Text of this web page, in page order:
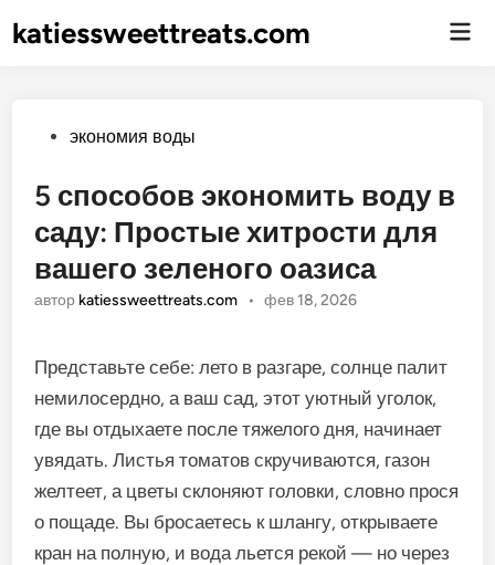
katiessweettreats.com
Опубликовано
экономия воды
5 способов экономить воду в
саду: Простые хитрости для
вашего зеленого оазиса
автор katiessweettreats.com • фев 18, 2026
Представьте себе: лето в разгаре, солнце палит
немилосердно, а ваш сад, этот уютный уголок,
где вы отдыхаете после тяжелого дня, начинает
увядать. Листья томатов скручиваются, газон
желтеет, а цветы склоняют головки, словно прося
о пощаде. Вы бросаетесь к шлангу, открываете
кран на полную, и вода льется рекой — но через